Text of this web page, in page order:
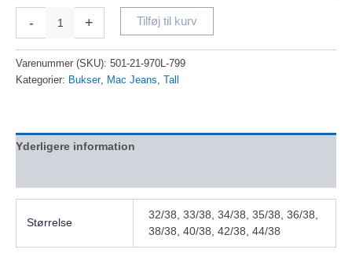
- + Tilføj til kurv
Varenummer (SKU): 501-21-970L-799
Kategorier: Bukser, Mac Jeans Tall
Yderligere information
Størrelse
32/38, 33/38, 34/38, 35/38, 36/38,
38/38, 40/38, 42/38, 44/38